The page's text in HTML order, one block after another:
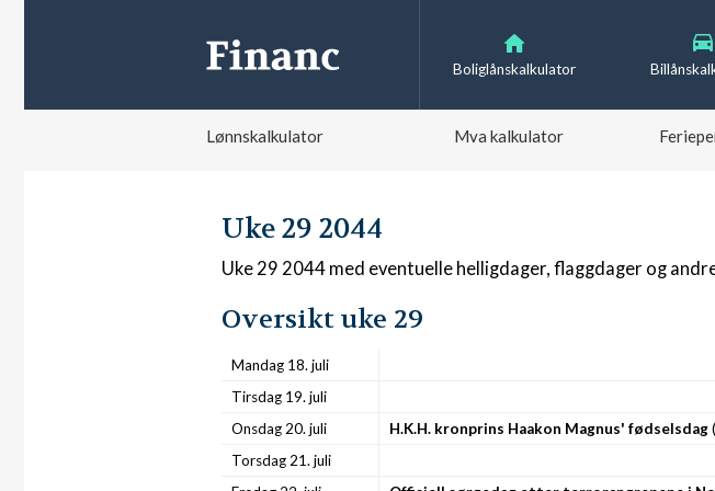
Boliglånskalkulator
Lønnskalkulator Mva kalkulator
Uke 29 2044
Uke 29 2044 med eventuelle helligdager, flaggdager og
Oversikt uke 29
Mandag 18. juli
Tirsdag 19. juli
Onsdag 20. juli
H.K.H. kronprins Haakon Magnus' fødselsdag
Torsdag 21. juli